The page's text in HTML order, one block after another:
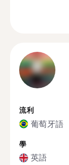
流利
葡萄牙語
學
英語